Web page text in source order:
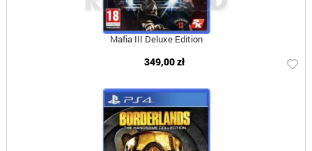
Mafia III Deluxe Edition
349,00 zł